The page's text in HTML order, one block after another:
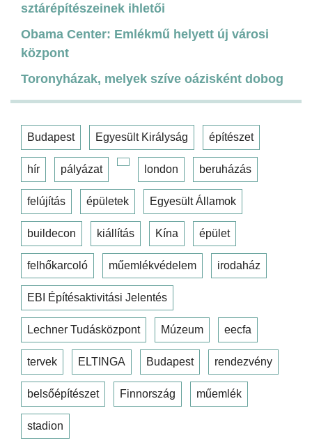
sztárépítészeinek ihletői
Obama Center: Emlékmű helyett új városi
központ
Toronyházak, melyek szíve oázisként dobog
Budapest Egyesült Királyság építészet
hír pályázat london beruházás
felújítás épületek Egyesült Államok
buildecon kiállítás Kína épület
felhőkarcoló műemlékvédelem irodaház
EBI Építésaktivitási Jelentés
Lechner Tudásközpont Múzeum eecfa
tervek ELTINGA Budapest rendezvény
belsőépítészet Finnország műemlék
stadion